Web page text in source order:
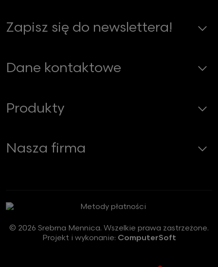
Zapisz się do newslettera!
Dane kontaktowe
Produkty
Nasza firma
© 2026 Srebrna Mennica. Wszelkie prawa zastrzeżone.
Projekt i wykonanie: ComputerSoft